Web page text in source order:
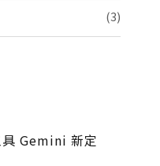
(3)
Gemini 新定